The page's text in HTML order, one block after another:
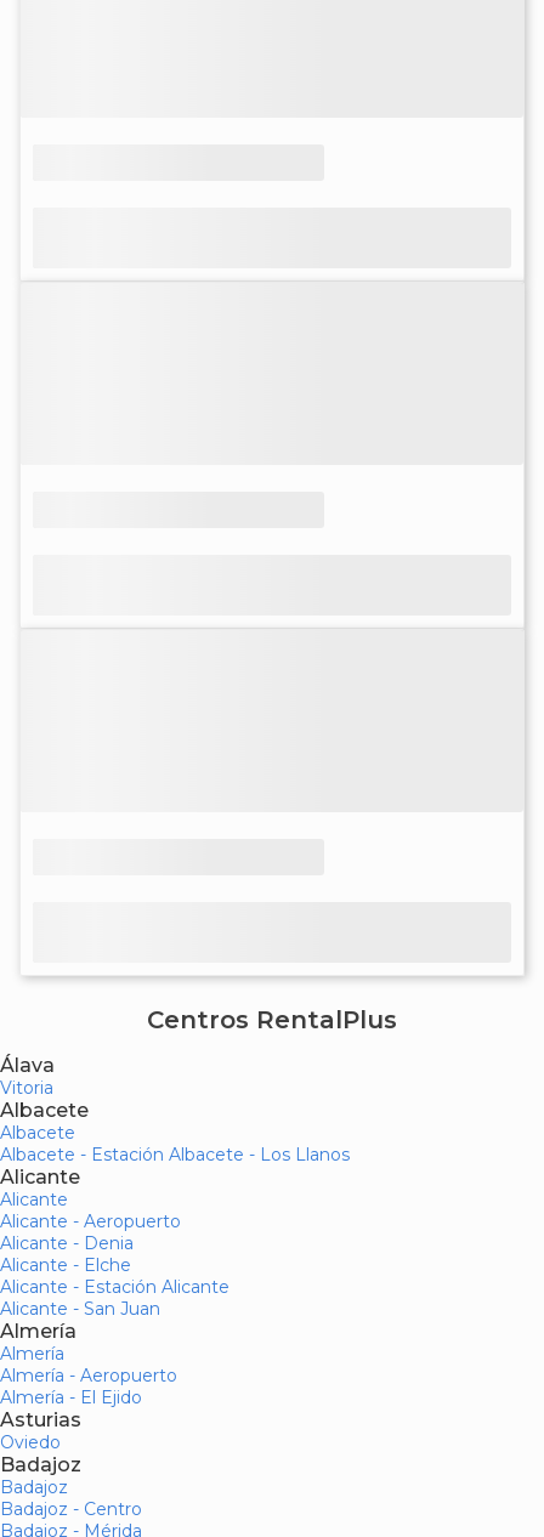
Centros RentalPlus
Álava
Vitoria
Albacete
Albacete
Albacete - Estación Albacete - Los Llanos
Alicante
Alicante
Alicante - Aeropuerto
Alicante - Denia
Alicante - Elche
Alicante - Estación Alicante
Alicante - San Juan
Almería
Almería
Almería - Aeropuerto
Almería - El Ejido
Asturias
Oviedo
Badajoz
Badajoz
Badajoz - Centro
Badajoz - Mérida